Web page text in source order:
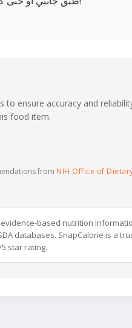
ensure accuracy and
food item.
from NIH Office of
based nutrition
databases. SnapCalorie is a
star rating.